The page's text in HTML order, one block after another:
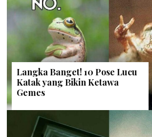
Langka Banget! 10 Pose Lucu
Katak yang Bikin Ketawa
Gemes